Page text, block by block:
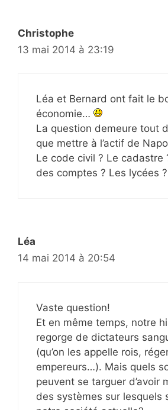
Christophe
13 mai 2014 à 23:19
Léa et Bernard ont fait le
économie…
La question demeure tout
que mettre à l’actif de
Le code civil ? Le cadastre
des comptes ? Les lycées ?
Léa
14 mai 2014 à 20:54
Vaste question!
Et en même temps, notre
regorge de dictateurs
(qu’on les appelle rois,
empereurs…). Mais quels
peuvent se targuer d’avoir
des systèmes sur lesquels